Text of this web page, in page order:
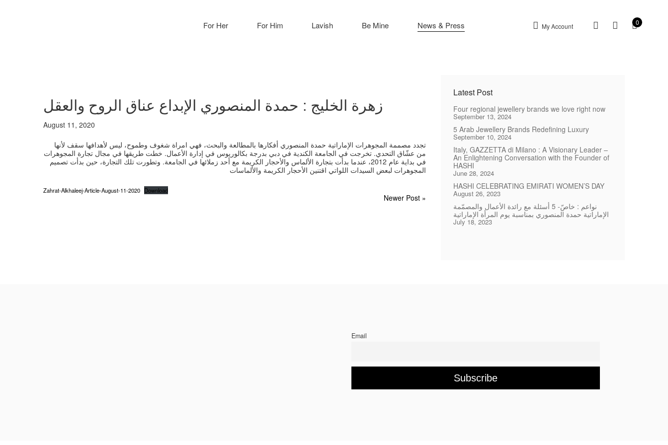
My Account 0
For Her For Him Lavish Be Mine News & Press
زهرة الخليج : حمدة المنصوري الإبداع عناق الروح والعقل
August 11, 2020
تجدد مصممة المجوهرات الإماراتية حمدة المنصوري أفكارها بالمطالعة والبحث، فهي امراة شغوف وطموح، ليس لأهدافها سقف لأنها
من عشّاق التحدي. تخرجت في الجامعة الكندية في دبي بدرجة بكالوريوس في إدارة الأعمال. خطت طريقها في مجال تجارة المجوهرات
في بداية عام 2012، عندما بدأت بتجارة الألماس والأحجار الكريمة مع أحد زملائها في الجامعة. وتطورت تلك التجارة، حين بدأت تصميم
المجوهرات لبعض السيدات اللواتي اقتنين الأحجار الكريمة والألماسات
Zahrat-Alkhaleej-Article-August-11-2020 Download
Newer Post »
Latest Post
Four regional jewellery brands we love right now
September 13, 2024
5 Arab Jewellery Brands Redefining Luxury
September 10, 2024
Italy, GAZZETTA di Milano : A Visionary Leader –
An Enlightening Conversation with the Founder of
HASHI
June 28, 2024
HASHI CELEBRATING EMIRATI WOMEN’S DAY
August 26, 2023
نواعم : خاصّ- 5 أسئلة مع رائدة الأعمال والمصمّمة
الإماراتية حمدة المنصوري بمناسبة يوم المرأة الإماراتية
July 18, 2023
Email